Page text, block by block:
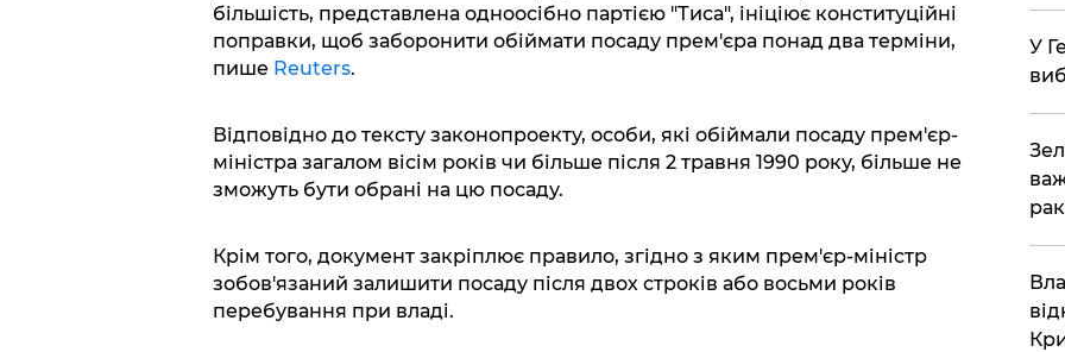
більшість, представлена одноосібно партією "Тиса", ініціює конституційні
поправки, щоб заборонити обіймати посаду прем'єра понад два терміни,
пише Reuters.
Відповідно до тексту законопроекту, особи, які обіймали посаду прем'єр-
міністра загалом вісім років чи більше після 2 травня 1990 року, більше не
зможуть бути обрані на цю посаду.
Крім того, документ закріплює правило, згідно з яким прем'єр-міністр
зобов'язаний залишити посаду після двох строків або восьми років
перебування при владі.
У